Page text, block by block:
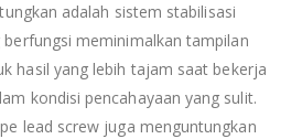
adalah sistem stabilisasi
berfungsi meminimalkan tampilan
hasil yang lebih tajam saat bekerja
kondisi pencahayaan yang sulit.
lead screw juga menguntungkan